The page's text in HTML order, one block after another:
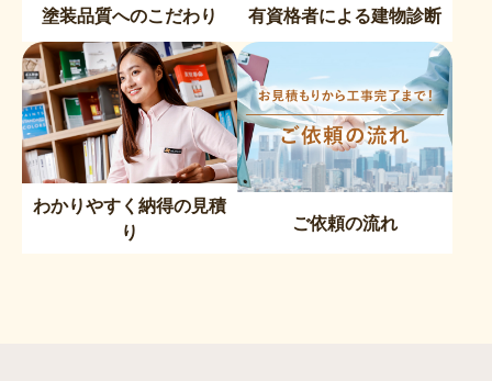
塗装品質へのこだわり 有資格者による建物診断
わかりやすく納得の見積
り
ご依頼の流れ